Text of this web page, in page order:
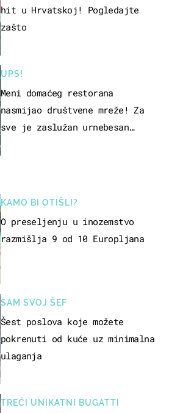
hit u Hrvatskoj! Pogledajte
zašto
UPS!
Meni domaćeg restorana
nasmijao društvene mreže! Za
sve je zaslužan urnebesan
KAMO BI OTIŠLI?
O preseljenju u inozemstvo
razmišlja 9 od 10 Europljana
SAM SVOJ ŠEF
Šest poslova koje možete
pokrenuti od kuće uz minimalna
ulaganja
TREĆI UNIKATNI BUGATTI